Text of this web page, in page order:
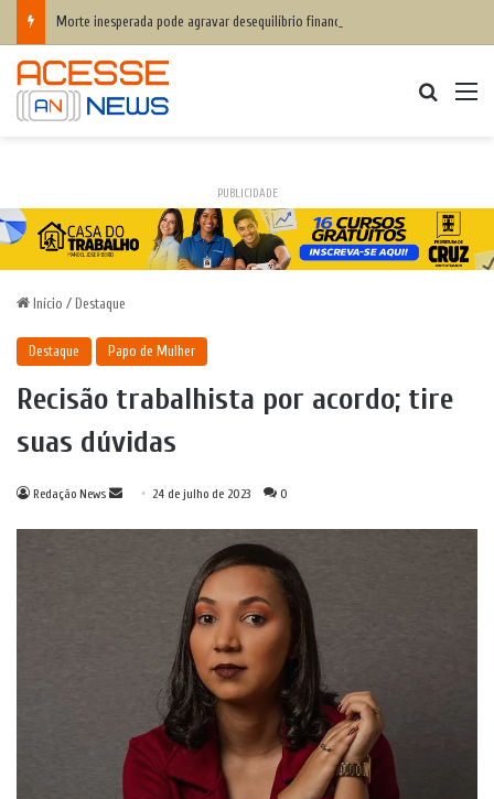
Morte inesperada pode agravar desequilíbrio financeiro das famílias
PUBLICIDADE
Início / Destaque
Destaque Papo de Mulher
Recisão trabalhista por acordo; tire
suas dúvidas
Redação News
Mande24 de julho de 2023 0